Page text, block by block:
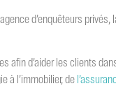
d’enquêteurs
d’aider les clients
à l’immobilier, de